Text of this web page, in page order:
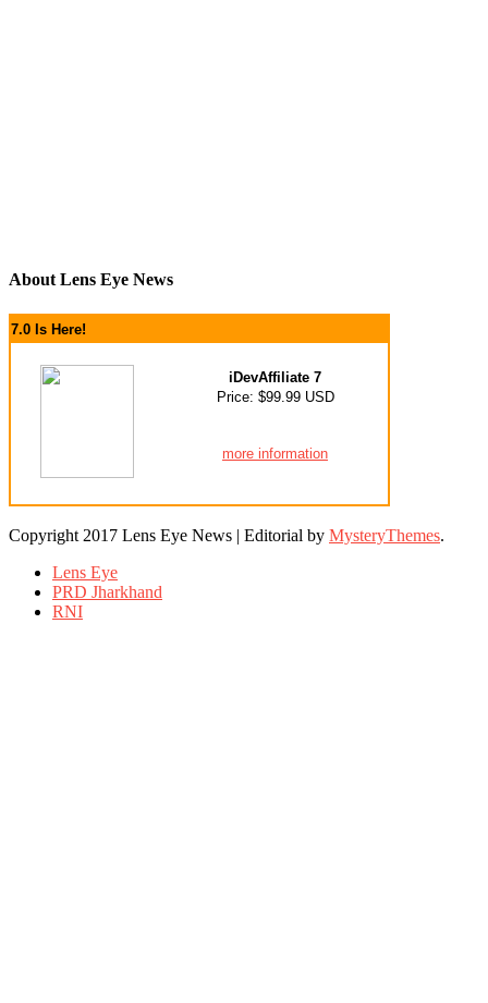
About Lens Eye News
7.0 Is Here!
iDevAffiliate 7
Price: $99.99 USD
more information
Copyright 2017 Lens Eye News | Editorial by MysteryThemes.
Lens Eye
PRD Jharkhand
RNI